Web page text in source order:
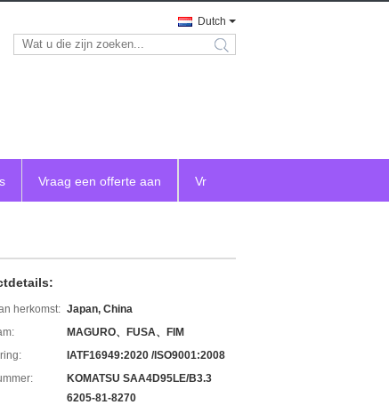
Dutch
search
Vraag een offerte aan Vr
herkomst: Japan, China
MAGURO、FUSA、FIM
IATF16949:2020 /ISO9001:2008
KOMATSU SAA4D95LE/B3.3
6205-81-8270